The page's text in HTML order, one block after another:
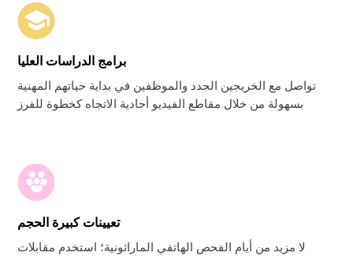
برامج الدراسات العليا
تواصل مع الخريجين الجدد والموظفين في بداية حياتهم المهنية
بسهولة من خلال مقاطع الفيديو أحادية الاتجاه كخطوة للفرز
تعيينات كبيرة الحجم
لا مزيد من أيام الفحص الهاتفي الماراثونية؛ استخدم مقابلات